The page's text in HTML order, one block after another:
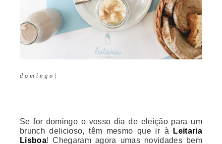
d o m i n g o |
Se for domingo o vosso dia de eleição para um
brunch delicioso, têm mesmo que ir à
Leitaria
Lisboa! Chegaram agora umas novidades bem